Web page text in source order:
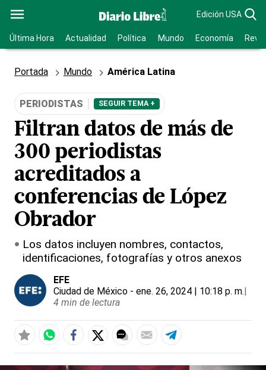
Edición USA
Última Hora Actualidad Política Mundo Economía
Portada Mundo América Latina
PERIODISTAS SEGUIR TEMA +
Filtran datos de más de
300 periodistas
acreditados a
conferencias de López
Obrador
Los datos incluyen nombres, contactos,
identificaciones, fotografías y otros anexos
EFE
Ciudad de México - ene. 26, 2024 | 10:18 p. m.|
4 min de lectura